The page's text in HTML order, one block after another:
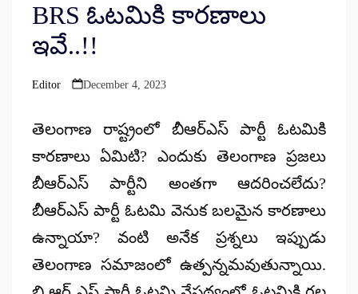
BRS ఓటమికి కారణాలు
ఇవే..!!
Posted
Editor December 4, 2023
తెలంగాణ రాష్ట్రంలో బీఆర్ఎస్ పార్టీ ఓటమికి
కారణాలు ఏమిటి? ఎందుకు తెలంగాణ ప్రజలు
బీఆర్ఎస్ పార్టీని అంతగా ఆదరించలేదు?
బీఆర్ఎస్ పార్టీ ఓటమి వెనుక బలమైన కారణాలు
ఉన్నాయా? వంటి అనేక ప్రశ్నలు ఇప్పుడు
తెలంగాణ సమాజంలో ఉత్పన్నమవుతున్నాయి.